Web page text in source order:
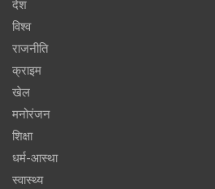
देश
विश्व
राजनीति
क्राइम
खेल
मनोरंजन
शिक्षा
धर्म-आस्था
स्वास्थ्य